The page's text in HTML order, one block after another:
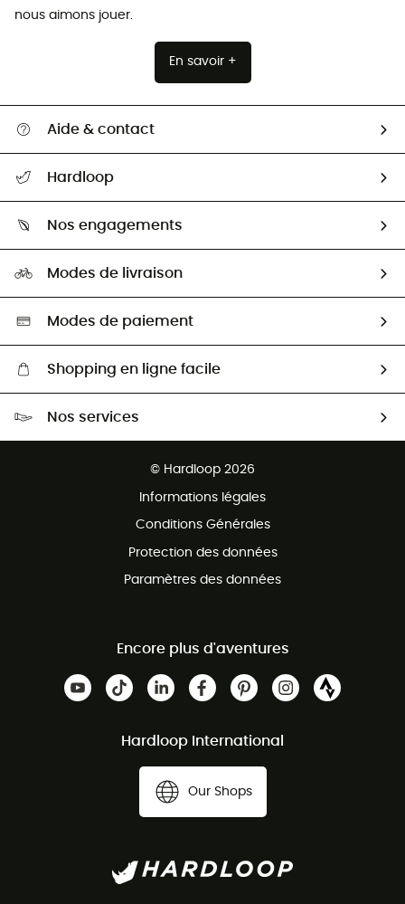
nous aimons jouer.
En savoir +
Aide & contact
Retour & remboursement
Guide des tailles
Seconde Main
Aide & Contact
Hardloop
HardGuides
Nos engagements
Sélection éco-responsable
Modes de livraison
Modes de paiement
Shopping en ligne facile
Nos services
© Hardloop 2026
Informations légales
Conditions Générales
Protection des données
Paramètres des données
Encore plus d'aventures
Hardloop International
Our Shops